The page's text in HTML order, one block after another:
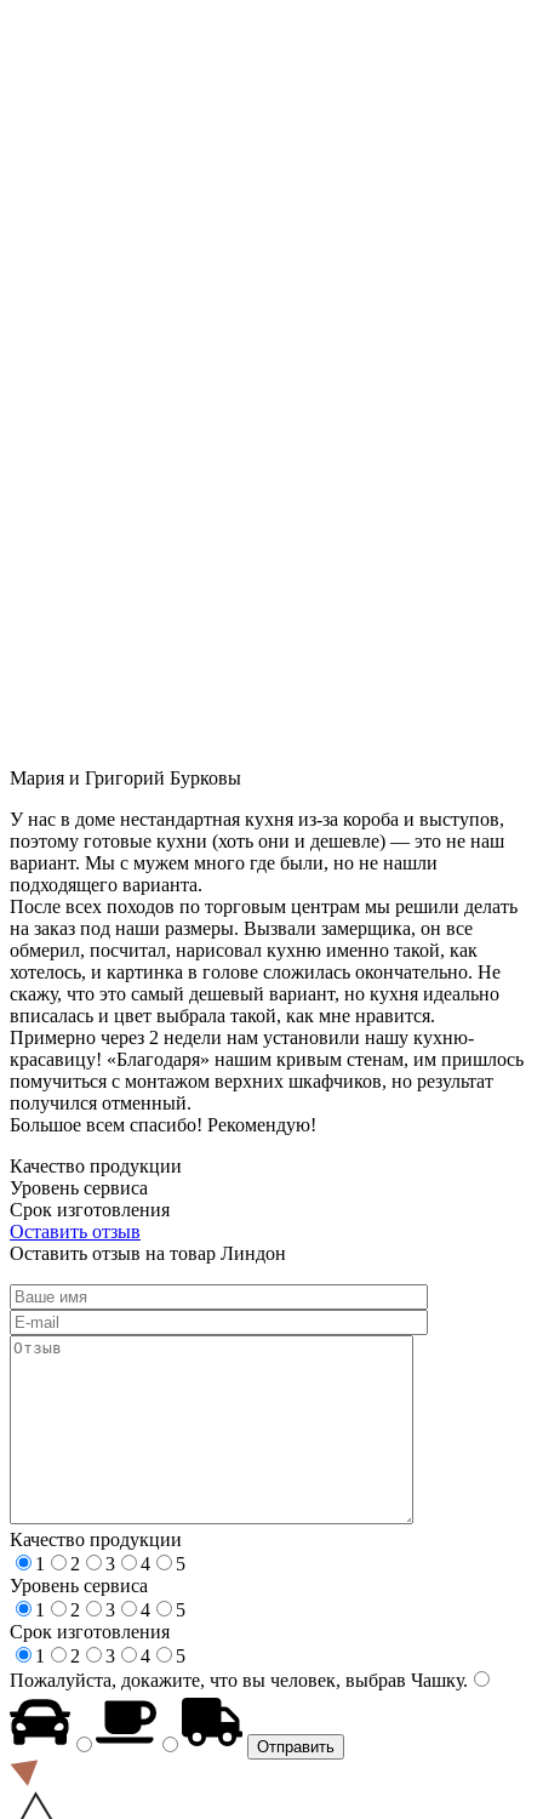
Мария и Григорий Бурковы
У нас в доме нестандартная кухня из-за короба и выступов,
поэтому готовые кухни (хоть они и дешевле) — это не наш
вариант. Мы с мужем много где были, но не нашли
подходящего варианта.
После всех походов по торговым центрам мы решили делать
на заказ под наши размеры. Вызвали замерщика, он все
обмерил, посчитал, нарисовал кухню именно такой, как
хотелось, и картинка в голове сложилась окончательно. Не
скажу, что это самый дешевый вариант, но кухня идеально
вписалась и цвет выбрала такой, как мне нравится.
Примерно через 2 недели нам установили нашу кухню-
красавицу! «Благодаря» нашим кривым стенам, им пришлось
помучиться с монтажом верхних шкафчиков, но результат
получился отменный.
Большое всем спасибо! Рекомендую!
Качество продукции
Уровень сервиса
Срок изготовления
Оставить отзыв
Оставить отзыв на товар Линдон
Качество продукции
1
2 3 4
5
Уровень сервиса
1
2 3 4
5
Срок изготовления
1
2 3 4
5
Пожалуйста, докажите, что вы человек, выбрав Чашку.